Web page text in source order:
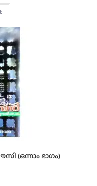
(ഒന്നാം ഭാഗം)